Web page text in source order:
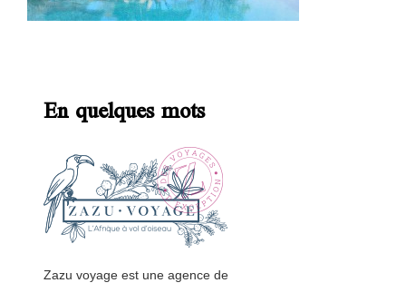
En quelques mots
Zazu voyage est une agence de